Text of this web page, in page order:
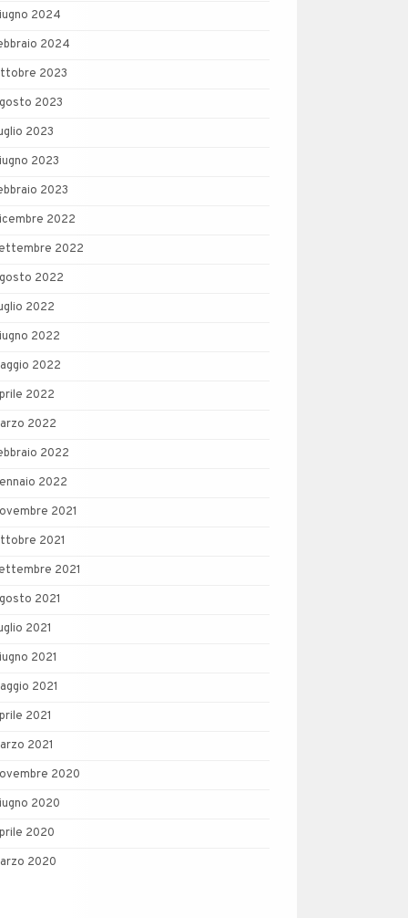
2024
2024
2023
2023
2023
2023
2023
2022
2022
2022
2022
2022
2022
2022
2022
2022
2022
2021
2021
2021
2021
2021
2021
2021
2021
2021
2020
2020
2020
2020